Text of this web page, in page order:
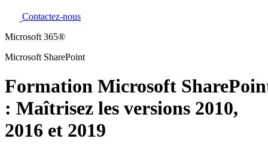
Contactez-nous
Microsoft 365®
Microsoft SharePoint
Formation Microsoft
: Maîtrisez les versions 2010,
2016 et 2019